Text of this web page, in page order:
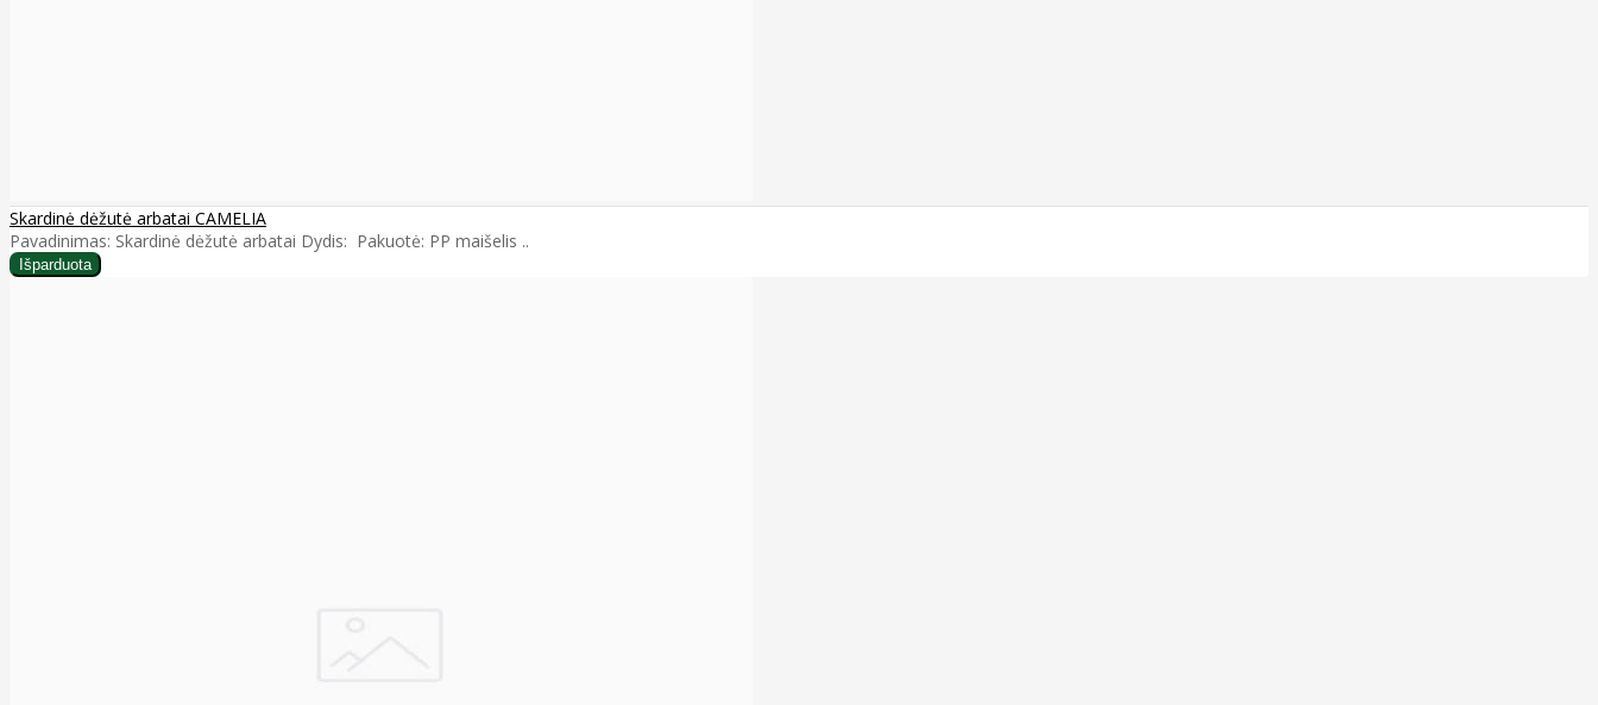
Skardinė dėžutė arbatai CAMELIA
Pavadinimas: Skardinė dėžutė arbatai Dydis: Pakuotė: PP maišelis ..